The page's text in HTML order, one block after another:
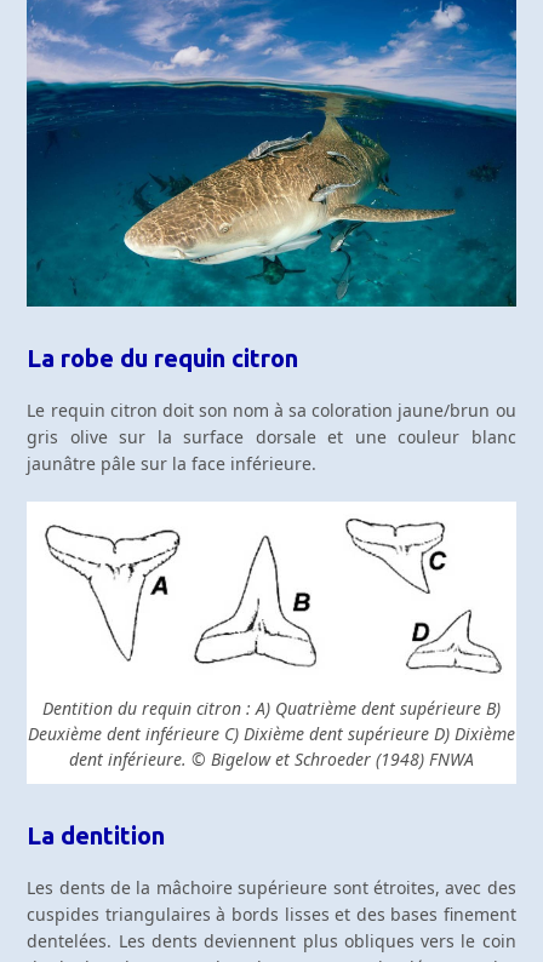
La robe du requin citron
Le requin citron doit son nom à sa coloration jaune/brun ou
gris olive sur la surface dorsale et une couleur blanc
jaunâtre pâle sur la face inférieure.
Dentition du requin citron : A) Quatrième dent supérieure B)
Deuxième dent inférieure C) Dixième dent supérieure D) Dixième
dent inférieure. © Bigelow et Schroeder (1948) FNWA
La dentition
Les dents de la mâchoire supérieure sont étroites, avec des
cuspides triangulaires à bords lisses et des bases finement
dentelées. Les dents deviennent plus obliques vers le coin